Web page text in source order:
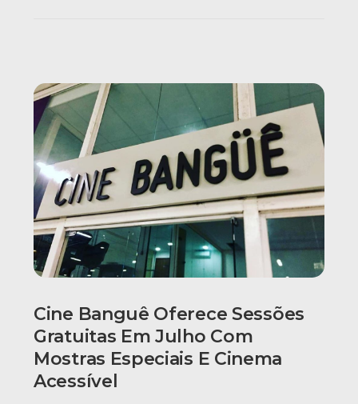
Cine Banguê Oferece Sessões
Gratuitas Em Julho Com
Mostras Especiais E Cinema
Acessível